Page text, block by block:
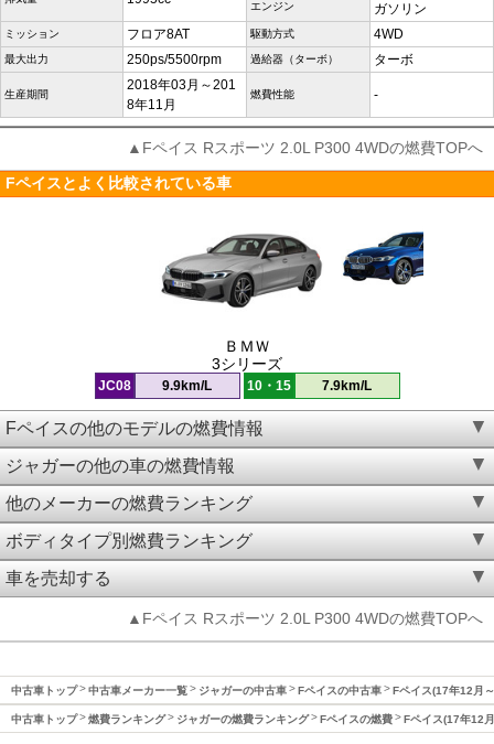
エンジン
ガソリン
ミッション フロア8AT 駆動方式 4WD
最大出力 250ps/5500rpm 過給器（ターボ） ターボ
生産期間
2018年03月～201
8年11月
燃費性能 -
▲Fペイス Rスポーツ 2.0L P300 4WDの燃費TOPへ
Fペイスとよく比較されている車
ＢＭＷ
3シリーズ
JC08 9.9km/L 10・15 7.9km/L
Fペイスの他のモデルの燃費情報
ジャガーの他の車の燃費情報
他のメーカーの燃費ランキング
ボディタイプ別燃費ランキング
車を売却する
▲Fペイス Rスポーツ 2.0L P300 4WDの燃費TOPへ
中古車トップ 中古車メーカー一覧 ジャガーの中古車 Fペイスの中古車 Fペイス(17年12月
中古車トップ 燃費ランキング ジャガーの燃費ランキング Fペイスの燃費 Fペイス(17年12